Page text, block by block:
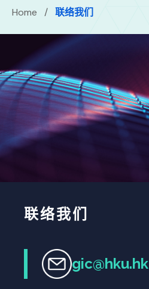
Home / 联络我们
联络我们
gic@hku.hk